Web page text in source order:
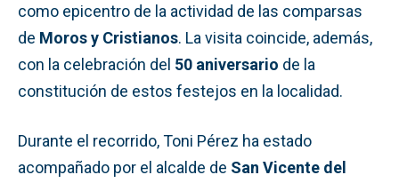
como epicentro de la actividad de las comparsas
de Moros y Cristianos. La visita coincide, además,
con la celebración del 50 aniversario de la
constitución de estos festejos en la localidad.
Durante el recorrido, Toni Pérez ha estado
acompañado por el alcalde de San Vicente del